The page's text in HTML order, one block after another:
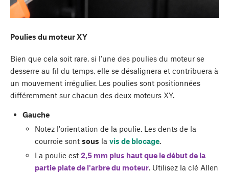
Poulies du moteur XY
Bien que cela soit rare, si l'une des poulies du moteur se
desserre au fil du temps, elle se désalignera et contribuera à
un mouvement irrégulier. Les poulies sont positionnées
différemment sur chacun des deux moteurs XY.
Gauche
Notez l'orientation de la poulie. Les dents de la
courroie sont sous la vis de blocage.
La poulie est 2,5 mm plus haut que le début de la
partie plate de l'arbre du moteur. Utilisez la clé Allen